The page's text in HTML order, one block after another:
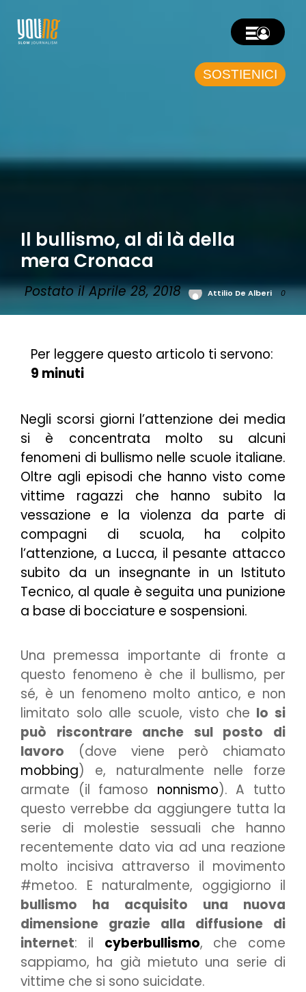
SOSTIENICI
Il bullismo, al di là della
mera Cronaca
Postato il Aprile 28, 2018 Attilio De Alberi 0
Per leggere questo articolo ti servono:
9 minuti
Negli scorsi giorni l’attenzione dei media
si è concentrata molto su alcuni
fenomeni di bullismo nelle scuole italiane.
Oltre agli episodi che hanno visto come
vittime ragazzi che hanno subito la
vessazione e la violenza da parte di
compagni di scuola, ha colpito
l’attenzione, a Lucca, il pesante attacco
subito da un insegnante in un Istituto
Tecnico, al quale è seguita una punizione
a base di bocciature e sospensioni.
Una premessa importante di fronte a
questo fenomeno è che il bullismo, per
sé, è un fenomeno molto antico, e non
limitato solo alle scuole, visto che lo si
può riscontrare anche sul posto di
lavoro (dove viene però chiamato
mobbing) e, naturalmente nelle forze
armate (il famoso nonnismo). A tutto
questo verrebbe da aggiungere tutta la
serie di molestie sessuali che hanno
recentemente dato via ad una reazione
molto incisiva attraverso il movimento
#metoo. E naturalmente, oggigiorno il
bullismo ha acquisito una nuova
dimensione grazie alla diffusione di
internet: il cyberbullismo, che come
sappiamo, ha già mietuto una serie di
vittime che si sono suicidate.